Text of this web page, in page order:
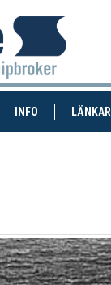
INFO LÄNKAR